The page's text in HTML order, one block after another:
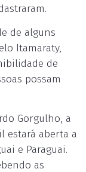
de alguns
Itamaraty,
de
possam
Gorgulho, a
estará aberta a
e Paraguai.
as